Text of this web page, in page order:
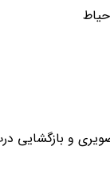
و بازگشایی